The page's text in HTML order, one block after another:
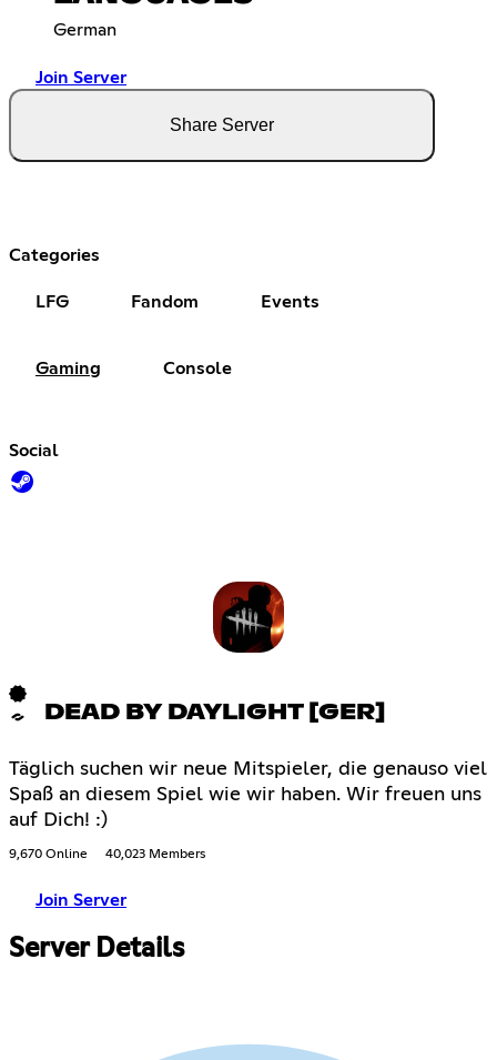
German
Join Server
Share Server
Categories
LFG Fandom Events
Gaming Console
Social
DEAD BY DAYLIGHT [GER]
Täglich suchen wir neue Mitspieler, die genauso viel
Spaß an diesem Spiel wie wir haben. Wir freuen uns
auf Dich! :)
9,670 Online 40,023 Members
Join Server
Server Details